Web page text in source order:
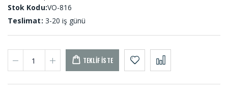
Stok Kodu:VO-816
Teslimat: 3-20 iş günü
TEKLIF İSTE